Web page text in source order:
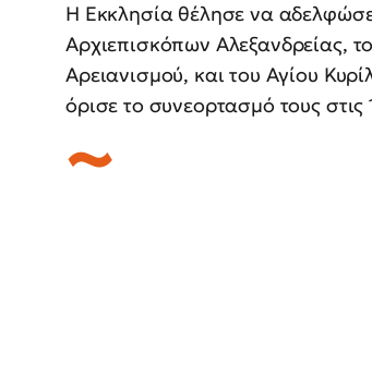
Η Εκκλησία θέλησε να
Αρχιεπισκόπων Αλεξανδρείας,
Αρειανισμού, και του Αγίου
όρισε το συνεορτασμό τους στις